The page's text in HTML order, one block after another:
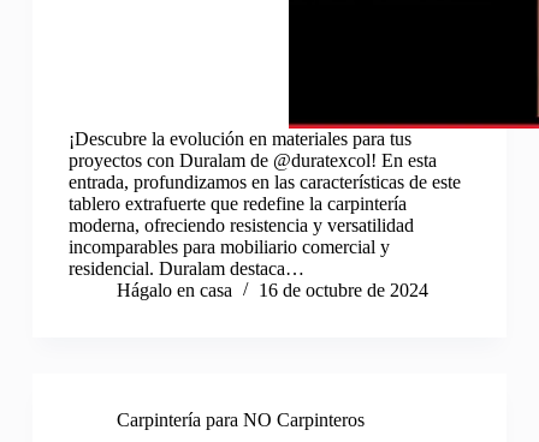
¡Descubre la evolución en materiales para tus
proyectos con Duralam de @duratexcol! En esta
entrada, profundizamos en las características de este
tablero extrafuerte que redefine la carpintería
moderna, ofreciendo resistencia y versatilidad
incomparables para mobiliario comercial y
residencial. Duralam destaca…
Hágalo en casa
16 de octubre de 2024
Carpintería para NO Carpinteros